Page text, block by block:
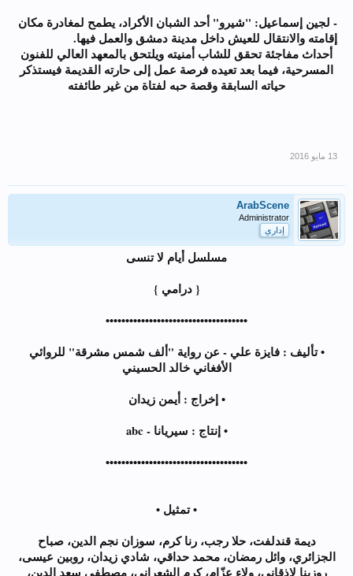
- لجين إسماعيل: "شيرو" أحد الشبان الأكراد، يطمح لمغادرة مكان
إقامته والانتقال للعيش داخل مدينة دمشق والعمل فيها.
أحداث مفاجئة تحقق للشاب أمنيته ويلتحق بالمعهد العالي للفنون
المسرحية، فيما بعد تعيده فرصة عمل إلى حارته القديمة فيستذكر
حياته السابقة وقصة حبه لفتاة من غير طائفته
ArabScene
Administrator
إداري
مسلسل أيام لا تنسى
{ درامي }
••••••••••••••••••••••••••••••••••••
• تأليف : فايزة علي - عن رواية "‏ألف شمس مشرقة" للروائي
الأفغاني ‏خالد الحسيني
• إخراج : أيمن زيدان
• إنتاج : سيريانا - abc
••••••••••••••••••••••••••••••••••••
• تمثيل •
ديمة قندلفت، حلا رجب، رنا كرم، سوزان نجم الدين، صباح
الجزائري، وائل رمضان، محمد حداقي، شادي زيدان، روبين عيسى،
روزينا لاذقاني، ولاء عزّام، كرم الشعراني، مصطفى سعد الدين،